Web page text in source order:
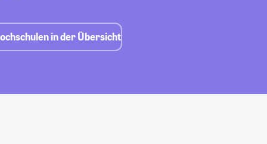
in der Übersicht